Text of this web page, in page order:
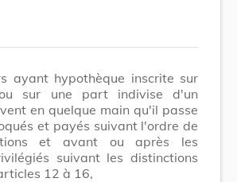
ayant hypothèque inscrite sur
sur une part indivise d'un
en quelque main qu'il passe
et payés suivant l'ordre de
et avant ou après les
suivant les distinctions
12 à 16,